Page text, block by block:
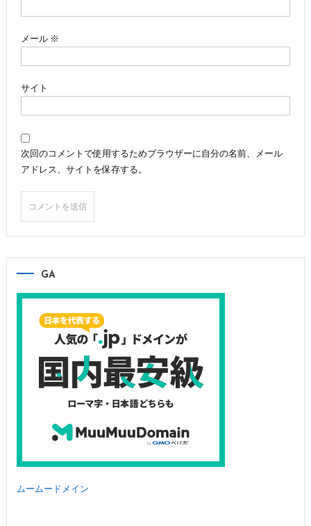
メール ※
サイト
次回のコメントで使用するためブラウザーに自分の名前、メール
アドレス、サイトを保存する。
GA
ムームードメイン